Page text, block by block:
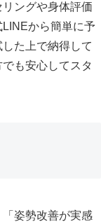
ングや身体評価
から簡単に予
た上で納得して
も安心してスタ
「姿勢改善が実感